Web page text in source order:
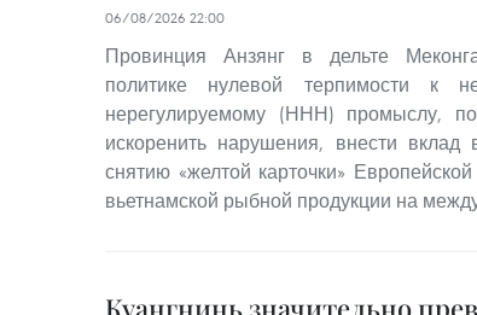
06/08/2026 22:00
Провинция Анзянг в дельте
политике нулевой терпимости к
нерегулируемому (ННН) промыслу,
искоренить нарушения, внести
снятию «желтой карточки»
вьетнамской рыбной продукции на
Куангнинь значительно